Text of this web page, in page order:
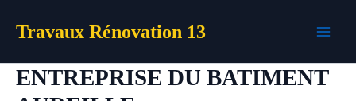
Travaux Rénovation 13
ENTREPRISE DU BATIMENT